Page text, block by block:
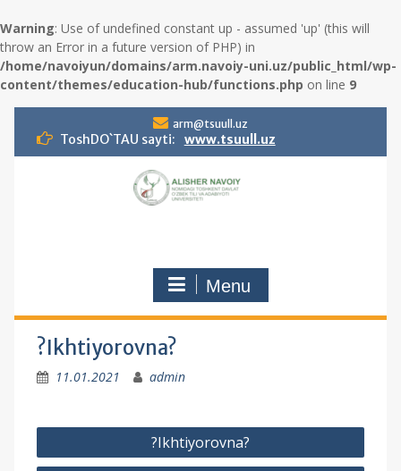
Warning: Use of undefined constant up - assumed 'up' (this will
throw an Error in a future version of PHP) in
/home/navoiyun/domains/arm.navoiy-uni.uz/public_html/wp-
content/themes/education-hub/functions.php on line 9
i
n
arm@tsuull.uz
ToshDO`TAU sayti: www.tsuull.uz
Menu
?Ikhtiyorovna?
11.01.2021 admin
P
o
?Ikhtiyorovna?